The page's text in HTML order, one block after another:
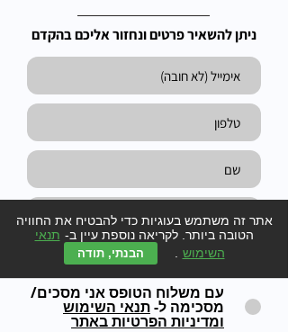
ניתן להשאיר פרטים ונחזור אליכם בהקדם
עם משלוח הטופס אני מסכים/
מסכימה ל-תנאי השימוש
ומדיניות הפרטיות באתר
אתר זה משתמש בעוגיות כדי להבטיח את החוויה
הטובה ביותר. לקריאה נוספת עיין ב- תנאי
השימוש
הבנתי, תודה